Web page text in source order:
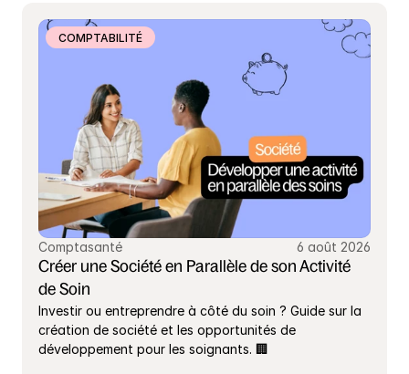
COMPTABILITÉ
Comptasanté 6 août 2026
Créer une Société en Parallèle de son Activité
de Soin
Investir ou entreprendre à côté du soin ? Guide sur la
création de société et les opportunités de
développement pour les soignants. 🏢